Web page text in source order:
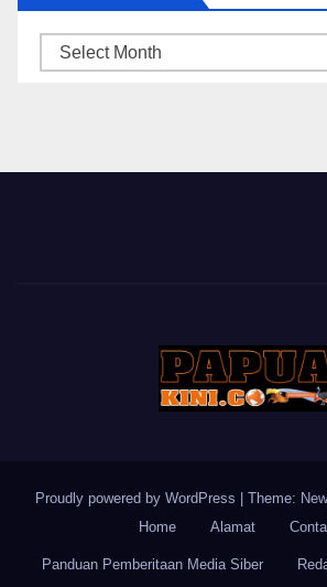
ARSIP
Proudly powered by WordPress | Theme:
Home
Alamat
Panduan Pemberitaan Media Siber